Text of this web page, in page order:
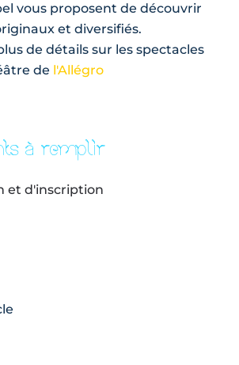
vous proposent de découvrir
et diversifiés.
de détails sur les spectacles
de l'Allégro
à remplir
et d'inscription